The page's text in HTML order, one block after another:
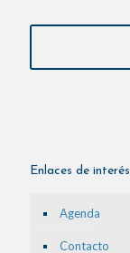
Enlaces de interés
Agenda
Contacto